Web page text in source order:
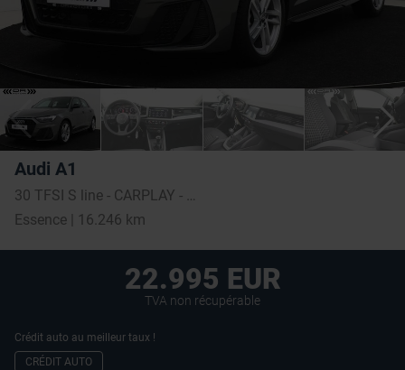
Audi A1
Essence | 16.246 km
22.995 EUR
TVA non récupérable
Crédit auto au meilleur taux !
CRÉDIT AUTO